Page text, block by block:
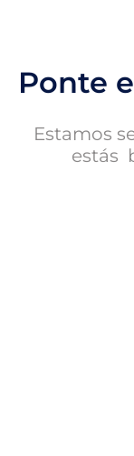
Ponte
Estamos
estás